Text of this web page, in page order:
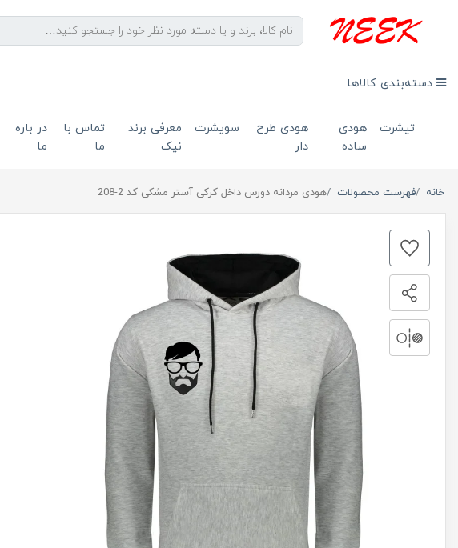
دسته‌بندی کالاها
تیشرت
هودی
ساده
هودی طرح
دار
سویشرت
معرفی برند
نیک
تماس با
ما
در باره
ما
خانه فهرست محصولات هودی مردانه دورس داخل کرکی آستر مشکی کد 2-208